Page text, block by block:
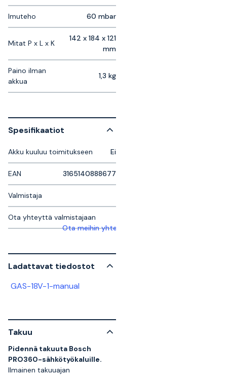
Imuteho 60 mbar
Mitat P x L x K
142 x 184 x 121
mm
Paino ilman
akkua
1,3 kg
Spesifikaatiot
Akku kuuluu toimitukseen Ei
EAN 3165140888677
Valmistaja
Ota yhteyttä valmistajaan
Ota meihin yhteyttä saadaksesi lisätietoja
Ladattavat tiedostot
GAS-18V-1-manual
Takuu
Pidennä takuuta Bosch
PRO360-sähkötyökaluille.
Ilmainen takuuajan